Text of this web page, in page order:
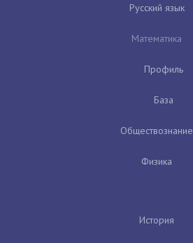
Русский язык
Математика
Профиль
База
Обществознание
Физика
История